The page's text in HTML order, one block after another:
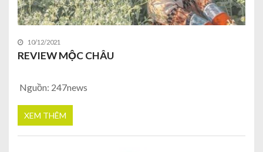
10/12/2021
REVIEW MỘC CHÂU
Nguồn: 247news
XEM THÊM